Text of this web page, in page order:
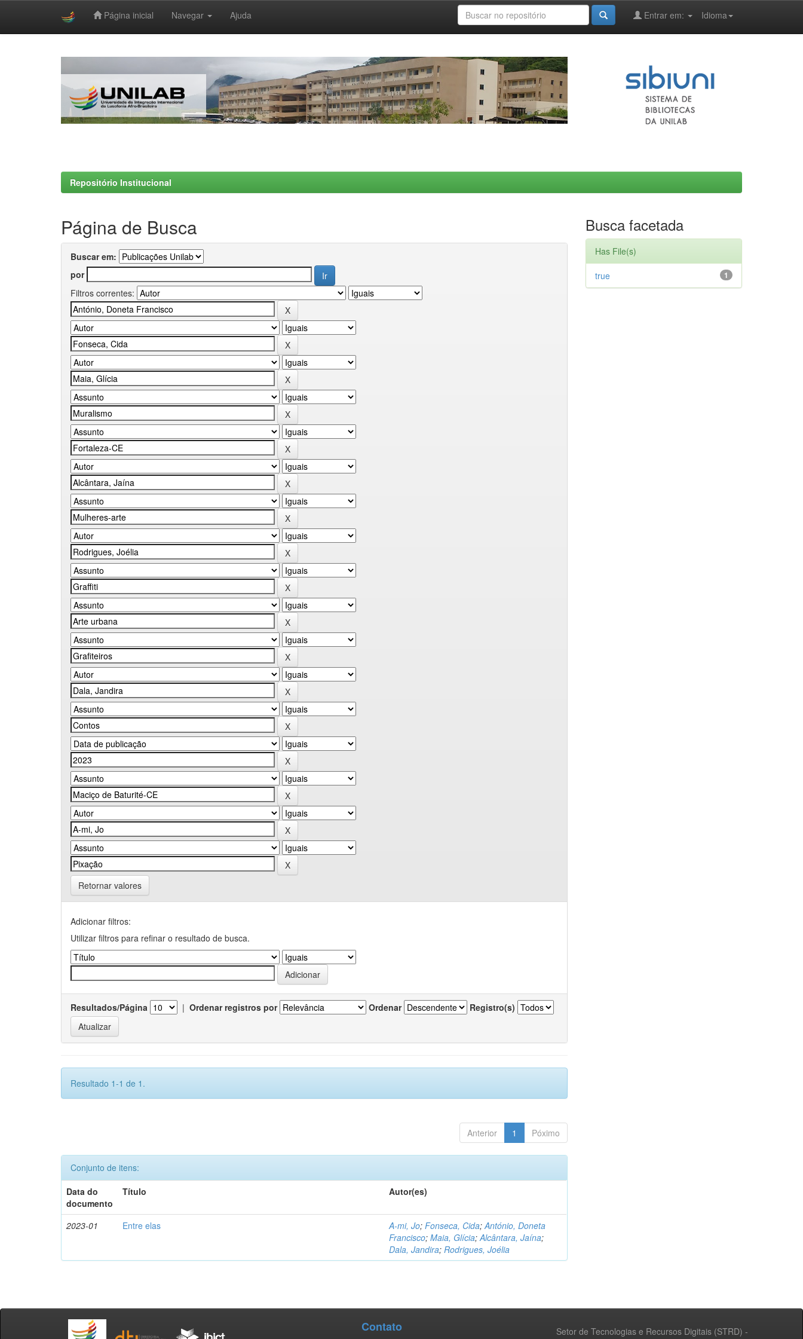
Página inicial Navegar Ajuda Idioma
Entrar em:
Repositório Institucional
Página de Busca
Buscar em:
por
Filtros correntes:
Retornar valores
Adicionar filtros:
Utilizar filtros para refinar o resultado de busca.
Resultados/Página | Ordenar registros por Ordenar Registro(s)
Resultado 1-1 de 1.
Anterior 1 Póximo
Conjunto de itens:
Data do
documento
Título Autor(es)
2023-01 Entre elas A-mi, Jo;Fonseca, Cida;António, Doneta
Francisco;Maia, Glícia;Alcântara, Jaína;
Dala, Jandira;Rodrigues, Joélia
Busca facetada
Has File(s)
1
true
Setor de Tecnologias e Recursos Digitais (STRD) -
Contato